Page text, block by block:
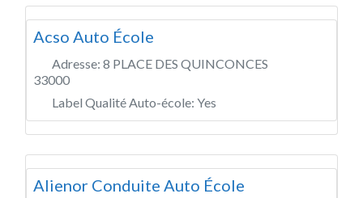
Acso Auto École
Adresse: 8 PLACE DES QUINCONCES
33000
Label Qualité Auto-école: Yes
Alienor Conduite Auto École